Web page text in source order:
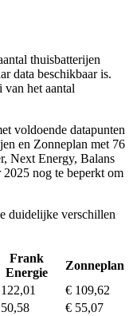
thuisbatterijen
data beschikbaar is.
het aantal
voldoende datapunten
en Zonneplan met 76
Next Energy, Balans
2025 nog te beperkt om
duidelijke verschillen
Frank
Energie
Zonneplan
€ 109,62
€ 55,07